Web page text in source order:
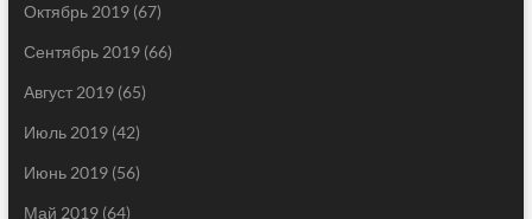
Октябрь 2019(67)
Сентябрь 2019(66)
Август 2019(65)
Июль 2019(42)
Июнь 2019(56)
Май 2019(64)